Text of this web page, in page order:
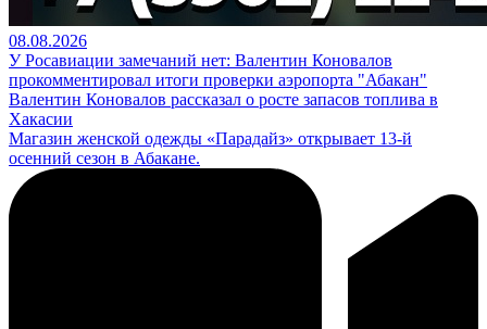
08.08.2026
У Росавиации замечаний нет: Валентин Коновалов
прокомментировал итоги проверки аэропорта "Абакан"
Валентин Коновалов рассказал о росте запасов топлива в
Хакасии
Магазин женской одежды «Парадайз» открывает 13-й
осенний сезон в Абакане.